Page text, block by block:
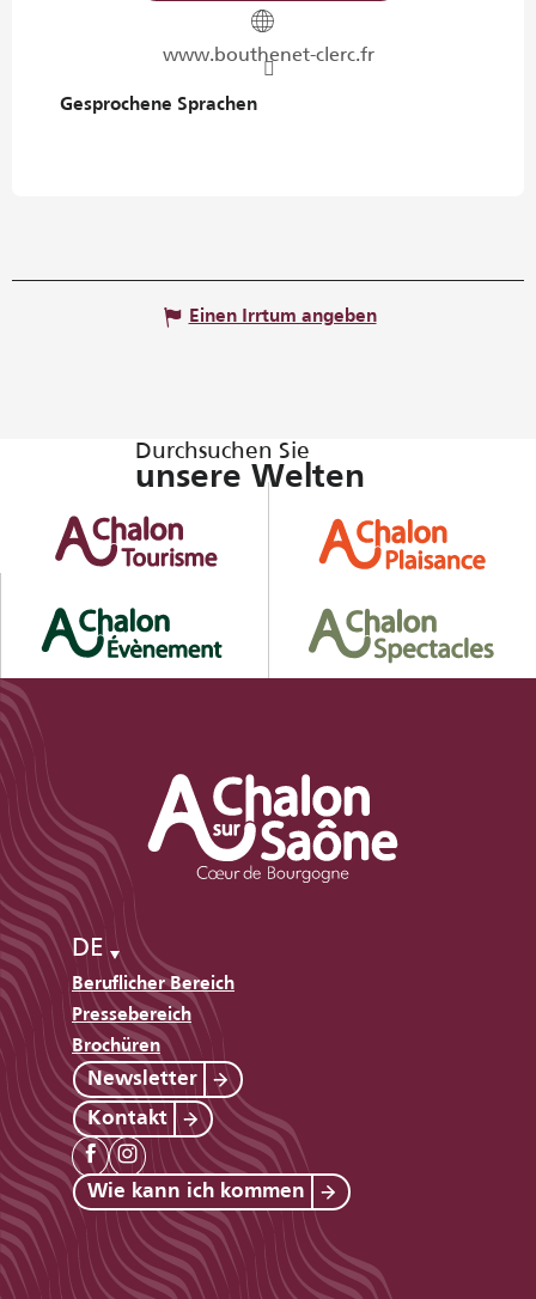
www.bouthenet-clerc.fr
Gesprochene Sprachen
Gesprochene Sprachen
Einen Irrtum angeben
Durchsuchen Sie
unsere Welten
DE
Beruflicher Bereich
Pressebereich
Brochüren
Newsletter
Kontakt
Wie kann ich kommen